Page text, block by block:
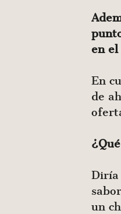
en el
En
de
Diría
un